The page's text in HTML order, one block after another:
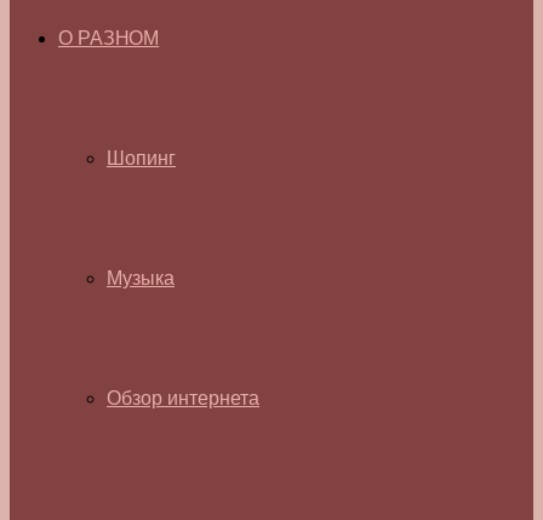
О РАЗНОМ
Шопинг
Музыка
Обзор интернета